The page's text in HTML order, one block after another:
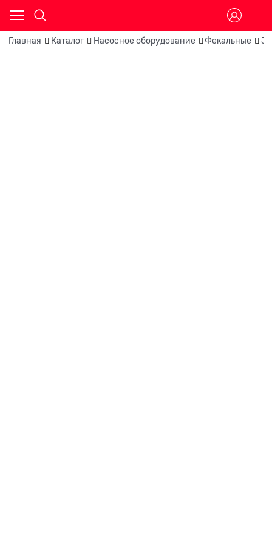
Главная Каталог Насосное оборудование Фекальные